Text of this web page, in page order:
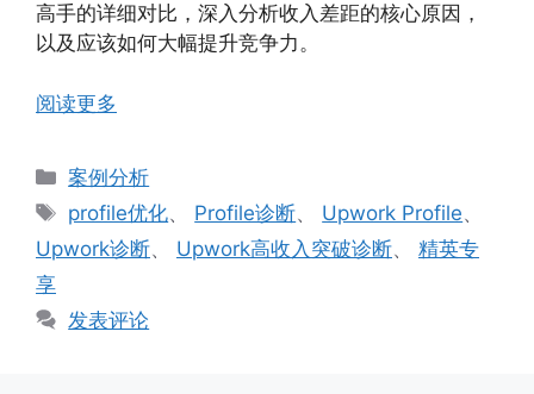
高手的详细对比，深入分析收入差距的核心原因，
以及应该如何大幅提升竞争力。
阅读更多
分
案例分析
标
profile优化、 Profile诊断、 Upwork Profile、
Upwork诊断、 Upwork高收入突破诊断、 精英专
享
发表评论